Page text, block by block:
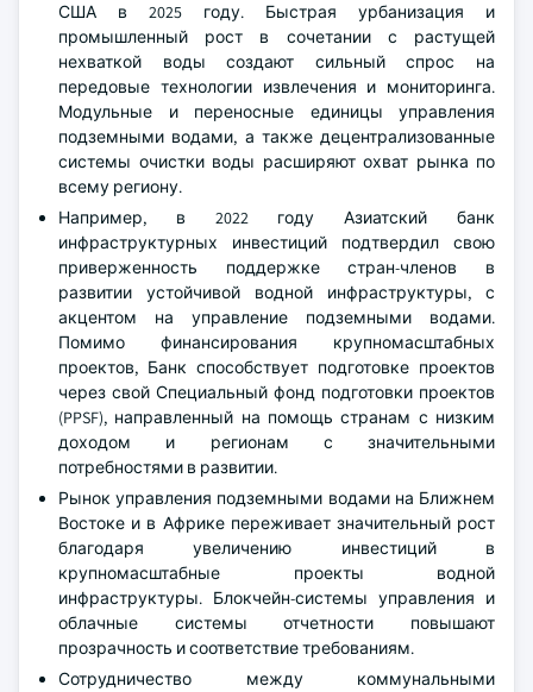
США в 2025 году. Быстрая урбанизация и
промышленный рост в сочетании с растущей
нехваткой воды создают сильный спрос на
передовые технологии извлечения и мониторинга.
Модульные и переносные единицы управления
подземными водами, а также децентрализованные
системы очистки воды расширяют охват рынка по
всему региону.
Например, в 2022 году Азиатский банк
инфраструктурных инвестиций подтвердил свою
приверженность поддержке стран-членов в
развитии устойчивой водной инфраструктуры, с
акцентом на управление подземными водами.
Помимо финансирования крупномасштабных
проектов, Банк способствует подготовке проектов
через свой Специальный фонд подготовки проектов
(PPSF), направленный на помощь странам с низким
доходом и регионам с значительными
потребностями в развитии.
Рынок управления подземными водами на Ближнем
Востоке и в Африке переживает значительный рост
благодаря увеличению инвестиций в
крупномасштабные проекты водной
инфраструктуры. Блокчейн-системы управления и
облачные системы отчетности повышают
прозрачность и соответствие требованиям.
Сотрудничество между коммунальными